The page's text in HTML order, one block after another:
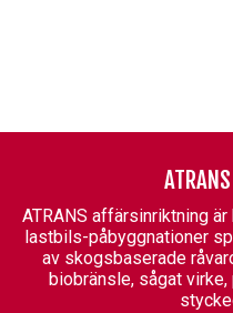
ATRANS affärsinriktning
lastbils-påbyggnationer
av skogsbaserade
biobränsle, sågat